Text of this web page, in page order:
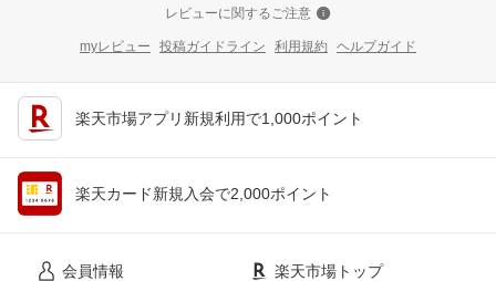
レビューに関するご注意
myレビュー 投稿ガイドライン 利用規約 ヘルプガイド
楽天市場アプリ新規利用で1,000ポイント
楽天カード新規入会で2,000ポイント
会員情報 楽天市場トップ